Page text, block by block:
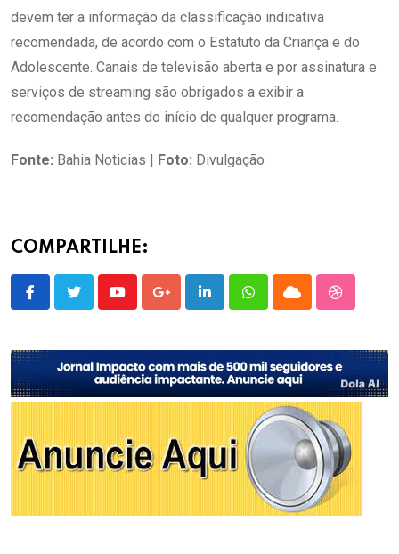
devem ter a informação da classificação indicativa
recomendada, de acordo com o Estatuto da Criança e do
Adolescente. Canais de televisão aberta e por assinatura e
serviços de streaming são obrigados a exibir a
recomendação antes do início de qualquer programa.
Fonte: Bahia Noticias | Foto: Divulgação
COMPARTILHE:
YoutubeGoogle+LinkedInWhatsappCloud